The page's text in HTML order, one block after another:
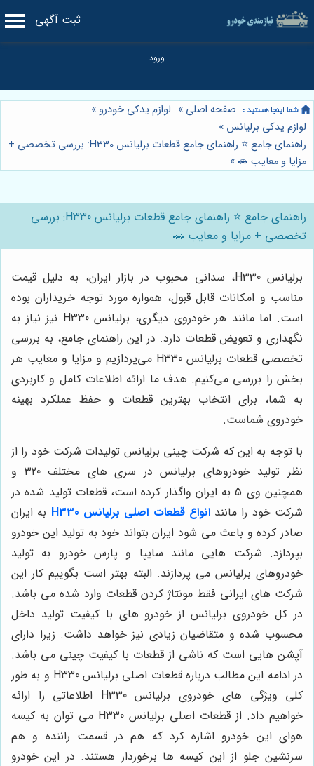
ثبت آگهی
صفحه اصلی » لوازم یدکی خودرو »
لوازم یدکی برلیانس »
راهنمای جامع ⭐️ راهنمای جامع قطعات برلیانس H330: بررسی تخصصی +
مزایا و معایب 🚗»
راهنمای جامع ⭐️ راهنمای جامع قطعات برلیانس H330: بررسی
تخصصی + مزایا و معایب 🚗
برلیانس H330، سدانی محبوب در بازار ایران، به دلیل قیمت
مناسب و امکانات قابل قبول، همواره مورد توجه خریداران بوده
است. اما مانند هر خودروی دیگری، برلیانس H330 نیز نیاز به
نگهداری و تعویض قطعات دارد. در این راهنمای جامع، به بررسی
تخصصی قطعات برلیانس H330 می‌پردازیم و مزایا و معایب هر
بخش را بررسی می‌کنیم. هدف ما ارائه اطلاعات کامل و کاربردی
به شما، برای انتخاب بهترین قطعات و حفظ عملکرد بهینه
خودروی شماست.
با توجه به این که شرکت چینی برلیانس تولیدات شرکت خود را از
نظر تولید خودروهای برلیانس در سری های مختلف 320 و
همچنین وی 5 به ایران واگذار کرده است، قطعات تولید شده در
شرکت خود را مانندانواع قطعات اصلی برلیانس H330 به ایران
صادر کرده و باعث می شود ایران بتواند خود به تولید این خودرو
بپردازد. شرکت هایی مانند سایپا و پارس خودرو به تولید
خودروهای برلیانس می پردازند. البته بهتر است بگوییم کار این
شرکت های ایرانی فقط مونتاژ کردن قطعات وارد شده می باشد.
در کل خودروی برلیانس از خودرو های با کیفیت تولید داخل
محسوب شده و متقاضیان زیادی نیز خواهد داشت. زیرا دارای
آپشن هایی است که ناشی از قطعات با کیفیت چینی می باشد.
در ادامه این مطالب درباره قطعات اصلی برلیانس H330 و به طور
کلی ویژگی های خودروی برلیانس H330 اطلاعاتی را ارائه
خواهیم داد. از قطعات اصلی برلیانس H330 می توان به کیسه
هوای این خودرو اشاره کرد که هم در قسمت راننده و هم
سرنشین جلو از این کیسه ها برخوردار هستند. در این خودرو